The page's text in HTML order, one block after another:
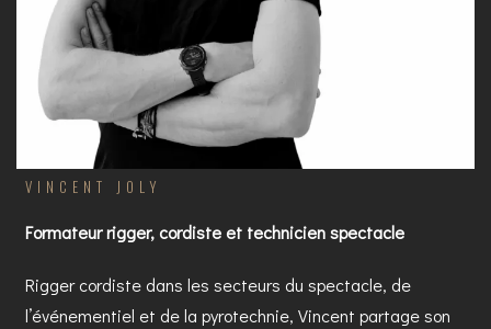
VINCENT JOLY
Formateur rigger, cordiste et technicien spectacle
Rigger cordiste dans les secteurs du spectacle, de
l’événementiel et de la pyrotechnie, Vincent partage son